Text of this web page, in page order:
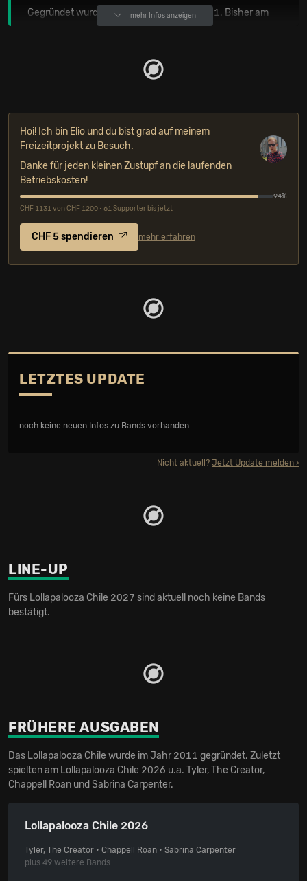
Gegründet wurde das Festival im Jahr 2011. Bisher am
häufigsten hier aufgetreten sind:Lucybell [4-mal]
am Lollapalooza Chile 2026
Creator, Chappell Roan und Sabrina Carpenter.
OFFIZIELLE FESTIVALKANÄLE
mehr Infos anzeigen
Hoi! Ich bin Elio und du bist grad auf meinem
Freizeitprojekt zu Besuch.
Danke für jeden kleinen Zustupf an die laufenden
Betriebskosten!
94%
CHF 1131 von CHF 1200 • 61 Supporter bis jetzt
CHF 5 spendieren mehr erfahren
LETZTES UPDATE
noch keine neuen Infos zu Bands vorhanden
Nicht aktuell? Jetzt Update melden
LINE-UP
Fürs Lollapalooza Chile 2027 sind aktuell noch keine Bands
bestätigt.
FRÜHERE AUSGABEN
Das Lollapalooza Chile wurde im Jahr 2011 gegründet. Zuletzt
spielten am Lollapalooza Chile 2026 u.a. Tyler, The Creator,
Chappell Roan und Sabrina Carpenter.
Lollapalooza Chile 2026
Tyler, The Creator • Chappell Roan • Sabrina Carpenter
plus 49 weitere Bands